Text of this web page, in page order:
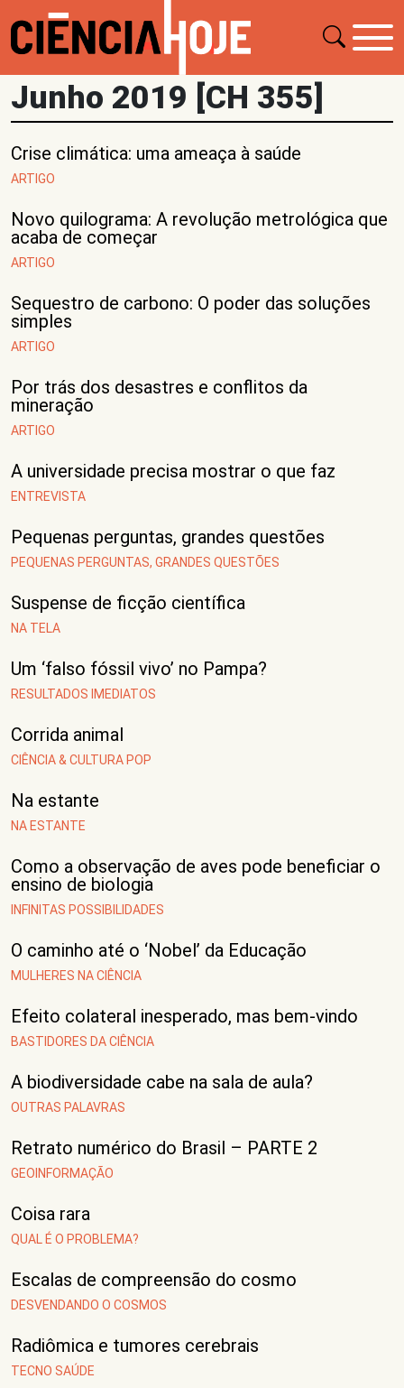
Junho 2019 [CH 355]
Crise climática: uma ameaça à saúde
ARTIGO
Novo quilograma: A revolução metrológica que
acaba de começar
ARTIGO
Sequestro de carbono: O poder das soluções
simples
ARTIGO
Por trás dos desastres e conflitos da
mineração
ARTIGO
A universidade precisa mostrar o que faz
ENTREVISTA
Pequenas perguntas, grandes questões
PEQUENAS PERGUNTAS, GRANDES QUESTÕES
Suspense de ficção científica
NA TELA
Um ‘falso fóssil vivo’ no Pampa?
RESULTADOS IMEDIATOS
Corrida animal
CIÊNCIA & CULTURA POP
Na estante
NA ESTANTE
Como a observação de aves pode beneficiar o
ensino de biologia
INFINITAS POSSIBILIDADES
O caminho até o ‘Nobel’ da Educação
MULHERES NA CIÊNCIA
Efeito colateral inesperado, mas bem-vindo
BASTIDORES DA CIÊNCIA
A biodiversidade cabe na sala de aula?
OUTRAS PALAVRAS
Retrato numérico do Brasil – PARTE 2
GEOINFORMAÇÃO
Coisa rara
QUAL É O PROBLEMA?
Escalas de compreensão do cosmo
DESVENDANDO O COSMOS
Radiômica e tumores cerebrais
TECNO SAÚDE